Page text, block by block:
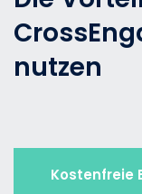
nutzen
Kostenfreie